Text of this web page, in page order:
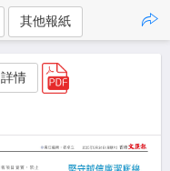
其他報紙
詳情